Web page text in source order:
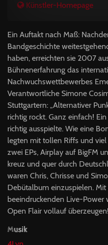
Künstler-Homepage
Ein Auftakt nach Maß:
Bandgeschichte
haben, erreichten sie 2007
Bühnenerfahrung das
Nachwuchswettbewerbes
Verantwortliche Simone
Stuttgartern: „Alternativer
richtig rockt. Ganz einfach!
richtig ausspielte. Wie eine
legten mit tollen Riffs und viel
zwei EPs, Airplay auf BigFM
kreuz und quer durch
waren Chris, Chrisse und
Debütalbum einzuspielen.
beeindruckenden Live-Power
Open Flair vollauf überzeugen!
Musik